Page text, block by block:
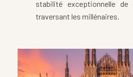
stabilité exceptionnelle de
traversant les millénaires.